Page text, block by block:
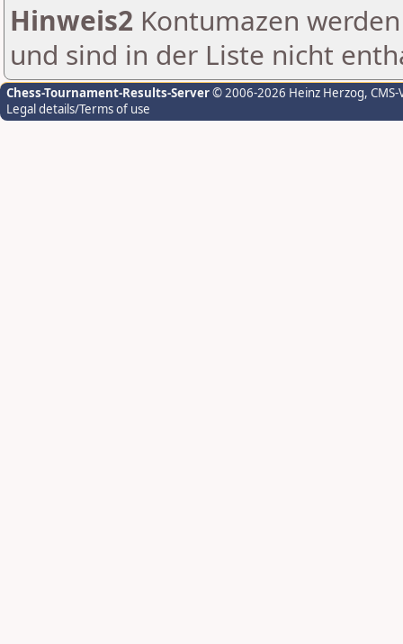
Hinweis2 Kontumazen
und sind in der Liste nicht
Chess-Tournament-Results-Server© 2006-2026 Heinz Herzog,
Legal details/Terms of use